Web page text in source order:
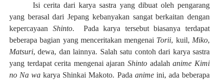
Isi cerita dari karya sastra yang dibuat oleh pengarang
yang berasal dari Jepang kebanyakan sangat berkaitan dengan
kepercayaan Shinto.
Pada karya tersebut biasanya terdapat
beberapa bagian yang menceritakan mengenai Torii, kuil, Miko,
Matsuri, dewa, dan lainnya. Salah satu contoh dari karya sastra
yang terdapat cerita mengenai ajaranShinto adalahanime Kimi
no Na wa karya Shinkai Makoto. Pada animeini, ada beberapa